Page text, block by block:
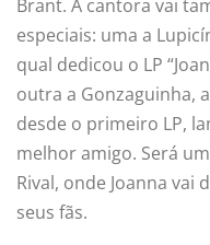
Brant. A cantora vai
especiais: uma a
qual dedicou o LP
outra a Gonzaguinha,
desde o primeiro LP,
melhor amigo. Será
Rival, onde Joanna vai
seus fãs.